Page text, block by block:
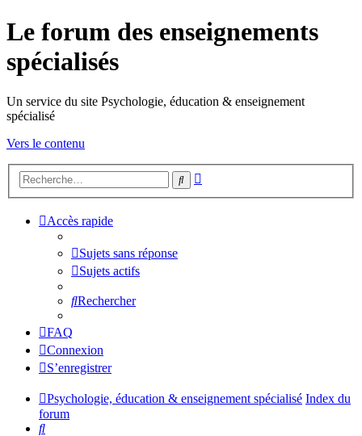
Le forum des enseignements
spécialisés
Un service du site Psychologie, éducation & enseignement
spécialisé
Vers le contenu
Rechercher
Accès rapide
Sujets sans réponse
Sujets actifs
Rechercher
FAQ
Connexion
S’enregistrer
Psychologie, éducation & enseignement spécialisé Index du
forum
Rechercher